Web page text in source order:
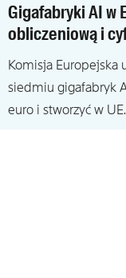
Gigafabryki AI w
obliczeniową i
Komisja Europejska
siedmiu gigafabryk
euro i stworzyć w